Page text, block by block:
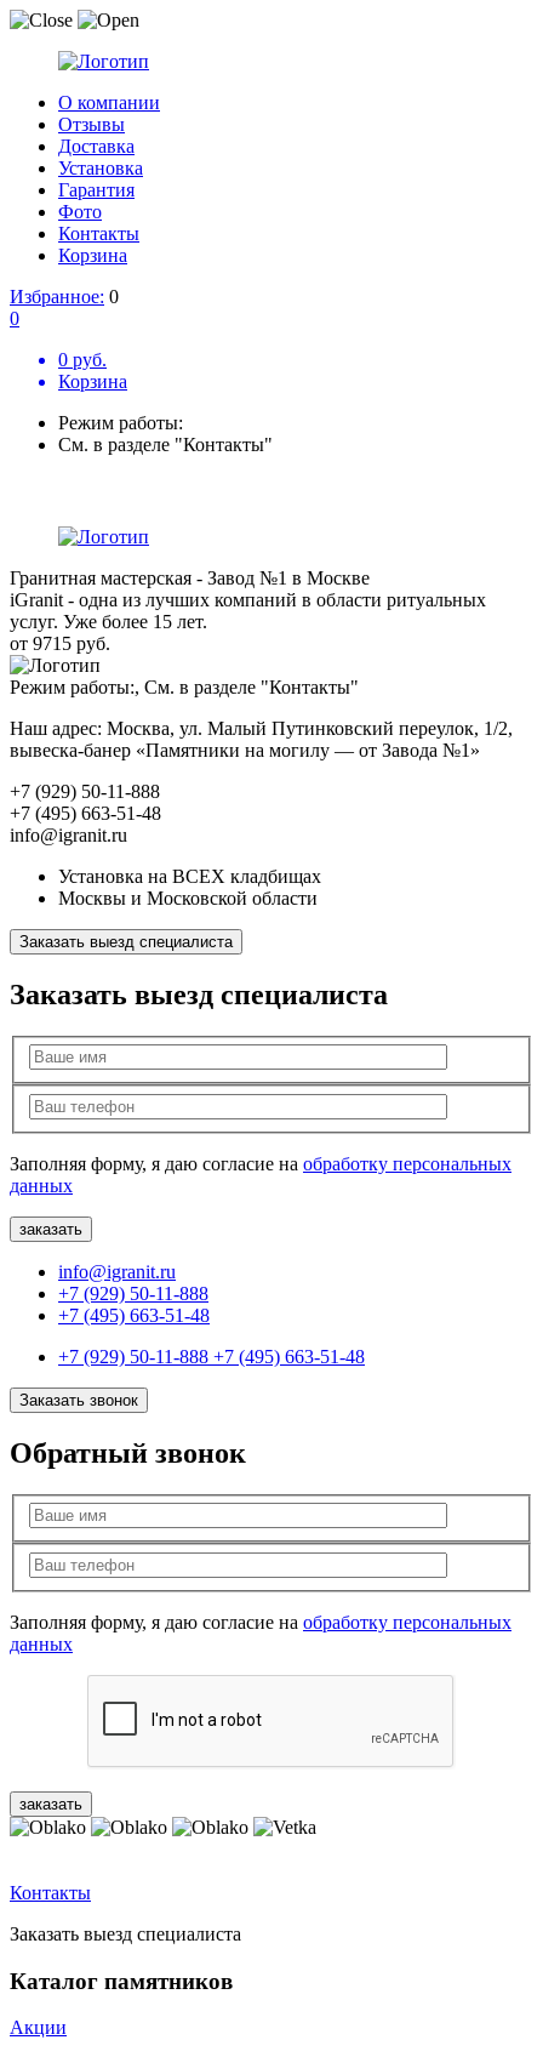
О компании
Отзывы
Доставка
Установка
Гарантия
Фото
Контакты
Корзина
Избранное: 0
0
0 руб.
Корзина
Режим работы:
См. в разделе "Контакты"
Гранитная мастерская - Завод №1 в Москве
iGranit - одна из лучших компаний в области ритуальных
услуг. Уже более 15 лет.
от 9715 руб.
Режим работы:, См. в разделе "Контакты"
Наш адрес: Москва, ул. Малый Путинковский переулок, 1/2,
вывеска-банер «Памятники на могилу — от Завода №1»
+7 (929) 50-11-888
+7 (495) 663-51-48
info@igranit.ru
Установка на ВСЕХ кладбищах
Москвы и Московской области
Заказать выезд специалиста
Заказать выезд специалиста
Заполняя форму, я даю согласие на обработку персональных
данных
info@igranit.ru
+7 (929) 50-11-888
+7 (495) 663-51-48
+7 (929) 50-11-888 +7 (495) 663-51-48
Заказать звонок
Обратный звонок
Заполняя форму, я даю согласие на обработку персональных
данных
Контакты
Заказать выезд специалиста
Каталог памятников
Акции